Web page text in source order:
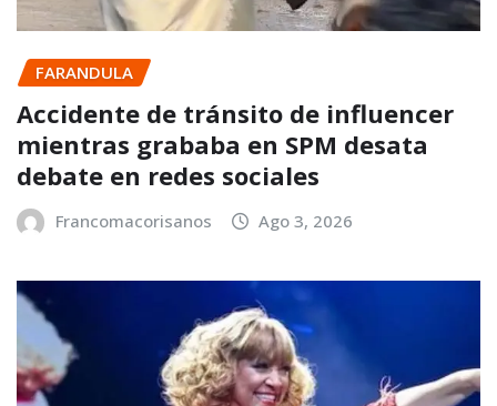
FARANDULA
Accidente de tránsito de influencer
mientras grababa en SPM desata
debate en redes sociales
Francomacorisanos Ago 3, 2026